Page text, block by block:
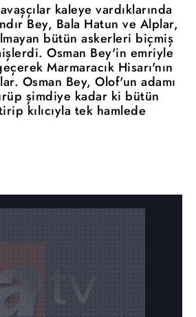
kaleye vardıklarında
Bey, Bala Hatun ve Alplar,
bütün askerleri biçmiş
Osman Bey'in emriyle
Marmaracık Hisarı'nın
Osman Bey, Olof'un adamı
şimdiye kadar ki bütün
kılıcıyla tek hamlede